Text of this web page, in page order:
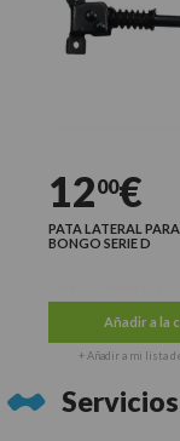
1200€
PATA LATERAL
BONGO SERIE D
Añadir a la
+ Añadir a mi lista